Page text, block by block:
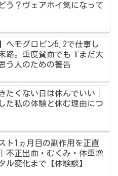
う？ヴェアホイ気になって
ヘモグロビン5.2で仕事し
路。重度貧血でも『まだ大
う人のための警告
たくない日は休んでいい｜
た私の体験と休む理由につ
ト1ヵ月目の副作用を正直
不正出血・むくみ・体重増
ル変化まで【体験談】